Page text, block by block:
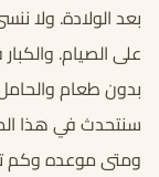
بعد الولادة. ولا
على الصيام.
بدون طعام
ومتى موعده وكم